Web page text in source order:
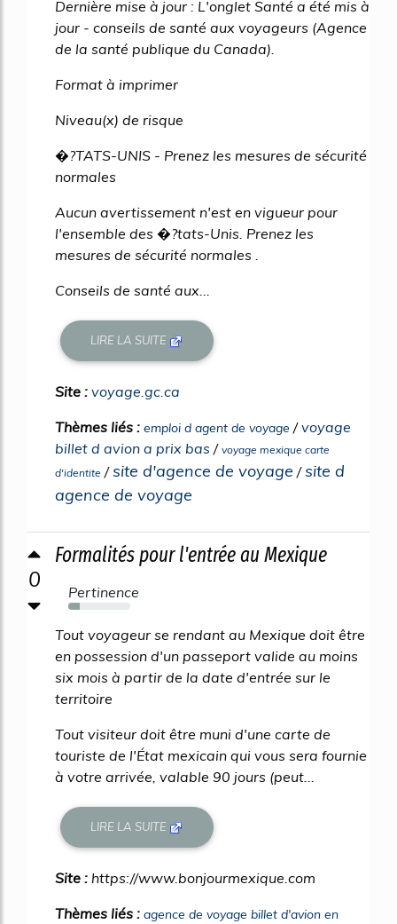
Dernière mise à jour : L'onglet Santé a été mis à
jour - conseils de santé aux voyageurs (Agence
de la santé publique du Canada).
Format à imprimer
Niveau(x) de risque
�?TATS-UNIS - Prenez les mesures de sécurité
normales
Aucun avertissement n'est en vigueur pour
l'ensemble des �?tats-Unis. Prenez les
mesures de sécurité normales .
Conseils de santé aux...
LIRE LA SUITE
Site : voyage.gc.ca
Thèmes liés : emploi d agent de voyage /voyage
billet d avion a prix bas / voyage mexique carte
d'identite /site d'agence de voyage /site d
agence de voyage
0
Formalités pour l'entrée au Mexique
Pertinence
18%
Tout voyageur se rendant au Mexique doit être
en possession d'un passeport valide au moins
six mois à partir de la date d'entrée sur le
territoire
Tout visiteur doit être muni d'une carte de
touriste de l'État mexicain qui vous sera fournie
à votre arrivée, valable 90 jours (peut...
LIRE LA SUITE
Site : https://www.bonjourmexique.com
Thèmes liés : agence de voyage billet d'avion en